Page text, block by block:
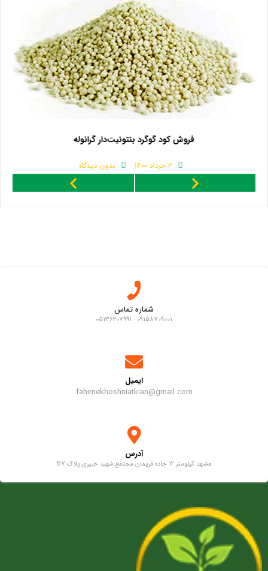
فروش کود گوگرد بنتونیت‌دار گرانوله
۳ خرداد ۱۴۰۰ بدون دیدگاه
شماره تماس
09158709001 - 05136207991
ایمیل
fahimekhoshniatkian@gmail.com
آدرس
مشهد کیلومتر 12 جاده فریمان مجتمع شهید خبیری پلاک B7